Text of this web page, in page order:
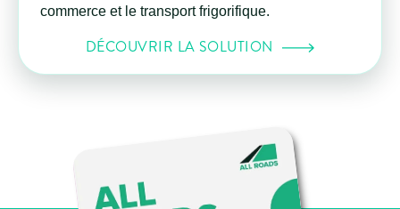
commerce et le transport frigorifique.
DÉCOUVRIR LA SOLUTION